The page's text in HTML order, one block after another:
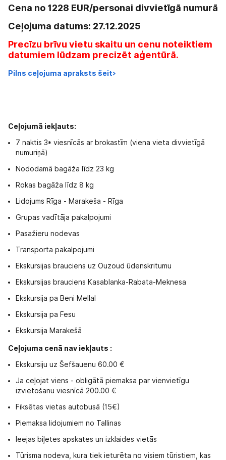
Cena no 1228 EUR/personai divvietīgā numurā
Ceļojuma datums: 27.12.2025
Precīzu brīvu vietu skaitu un cenu noteiktiem
datumiem lūdzam precizēt aģentūrā.
Pilns ceļojuma apraksts šeit>
Ceļojumā iekļauts:
7 naktis 3* viesnīcās ar brokastīm (viena vieta divvietīgā
numuriņā)
Nododamā bagāža līdz 23 kg
Rokas bagāža līdz 8 kg
Lidojums Rīga - Marakeša - Rīga
Grupas vadītāja pakalpojumi
Pasažieru nodevas
Transporta pakalpojumi
Ekskursijas brauciens uz Ouzoud ūdenskritumu
Ekskursijas brauciens Kasablanka-Rabata-Meknesa
Ekskursija pa Beni Mellal
Ekskursija pa Fesu
Ekskursija Marakešā
Ceļojuma cenā nav iekļauts :
Ekskursiju uz Šefšauenu 60.00 €
Ja ceļojat viens - obligātā piemaksa par vienvietīgu
izvietošanu viesnīcā 200.00 €
Fiksētas vietas autobusā (15€)
Piemaksa lidojumiem no Tallinas
Ieejas biļetes apskates un izklaides vietās
Tūrisma nodeva, kura tiek ieturēta no visiem tūristiem, kas